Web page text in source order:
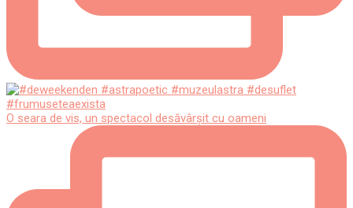
O seara de vis, un spectacol desăvârșit cu oameni